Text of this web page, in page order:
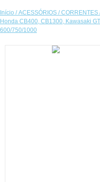
Início /ACESSÓRIOS /CORRENTES
Honda CB400, CB1300, Kawasaki
600/750/1000